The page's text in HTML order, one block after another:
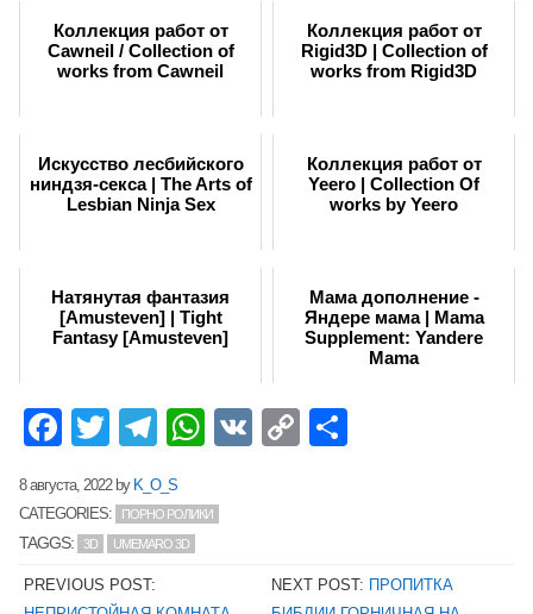
Коллекция работ от
Cawneil / Collection of
works from Cawneil
Коллекция работ от
Rigid3D | Collection of
works from Rigid3D
Искусство лесбийского
ниндзя-секса | The Arts of
Lesbian Ninja Sex
Коллекция работ от
Yeero | Collection Of
works by Yeero
Натянутая фантазия
[Amusteven] | Tight
Fantasy [Amusteven]
Мама дополнение -
Яндере мама | Mama
Supplement: Yandere
Mama
Facebook
TwitterTelegram
WhatsApp
VK Copy
8 августа, 2022by K_O_S
CATEGORIES:
ПОРНО РОЛИКИ
TAGGS: 3D UMEMARO 3D
PREVIOUS POST:
NEXT POST: ПРОПИТКА